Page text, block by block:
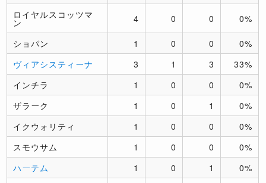
ロイヤルスコッツマ
ン 4 0 0 0%
ショパン 1 0 0
0%
ヴィアシスティーナ
3 1 3
33%
インチラ
1 0 0
0%
ザラーク
1 0 1
0%
イクウォリティ
1 0 0
0%
スモウサム
1 0 0
0%
ハーテム
1 0 1
0%